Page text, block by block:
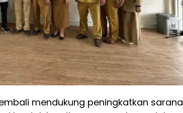
mendukung peningkatkan sarana